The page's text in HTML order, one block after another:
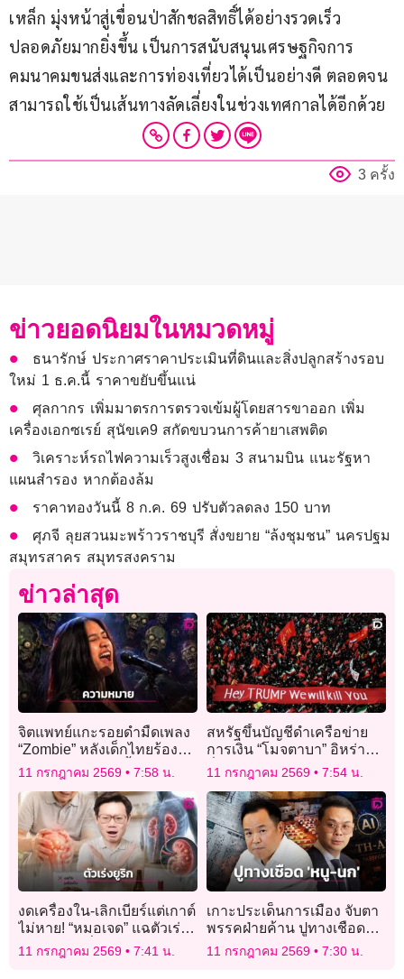
เหล็ก มุ่งหน้าสู่เขื่อนป่าสักชลสิทธิ์ได้อย่างรวดเร็ว
ปลอดภัยมากยิ่งขึ้น เป็นการสนับสนุนเศรษฐกิจการ
คมนาคมขนส่งและการท่องเที่ยวได้เป็นอย่างดี ตลอดจน
สามารถใช้เป็นเส้นทางลัดเลี่ยงในช่วงเทศกาลได้อีกด้วย
3 ครั้ง
ข่าวยอดนิยมในหมวดหมู่
ธนารักษ์ ประกาศราคาประเมินที่ดินและสิ่งปลูกสร้างรอบ
ใหม่ 1 ธ.ค.นี้ ราคาขยับขึ้นแน่
ศุลกากร เพิ่มมาตรการตรวจเข้มผู้โดยสารขาออก เพิ่ม
เครื่องเอกซเรย์ สุนัขเค9 สกัดขบวนการค้ายาเสพติด
วิเคราะห์รถไฟความเร็วสูงเชื่อม 3 สนามบิน แนะรัฐหา
แผนสำรอง หากต้องล้ม
ราคาทองวันนี้ 8 ก.ค. 69 ปรับตัวลดลง 150 บาท
ศุภจี ลุยสวนมะพร้าวราชบุรี สั่งขยาย “ล้งชุมชน” นครปฐม
สมุทรสาคร สมุทรสงคราม
ข่าวล่าสุด
จิตแพทย์แกะรอยดำมืดเพลง
“Zombie” หลังเด็กไทยร้อง
สะเทือนเวทีโลก ชี้ชัด
“ซอมบี้” คืออะไรกันแน่?
11 กรกฎาคม 2569 7:58 น.
สหรัฐขึ้นบัญชีดำเครือข่าย
การเงิน “โมจตาบา” อิหร่าน
ลั่นพร้อมตอบโต้
11 กรกฎาคม 2569 7:54 น.
งดเครื่องใน-เลิกเบียร์แต่เกาต์
ไม่หาย! “หมอเจด” แฉตัวเร่ง
ยูริกตัวจริงที่หลายคนคาดไม่
11 กรกฎาคม 2569 7:41 น.
เกาะประเด็นการเมือง จับตา
พรรคฝ่ายค้าน ปูทางเชือด
‘หนู-นก’
11 กรกฎาคม 2569 7:30 น.